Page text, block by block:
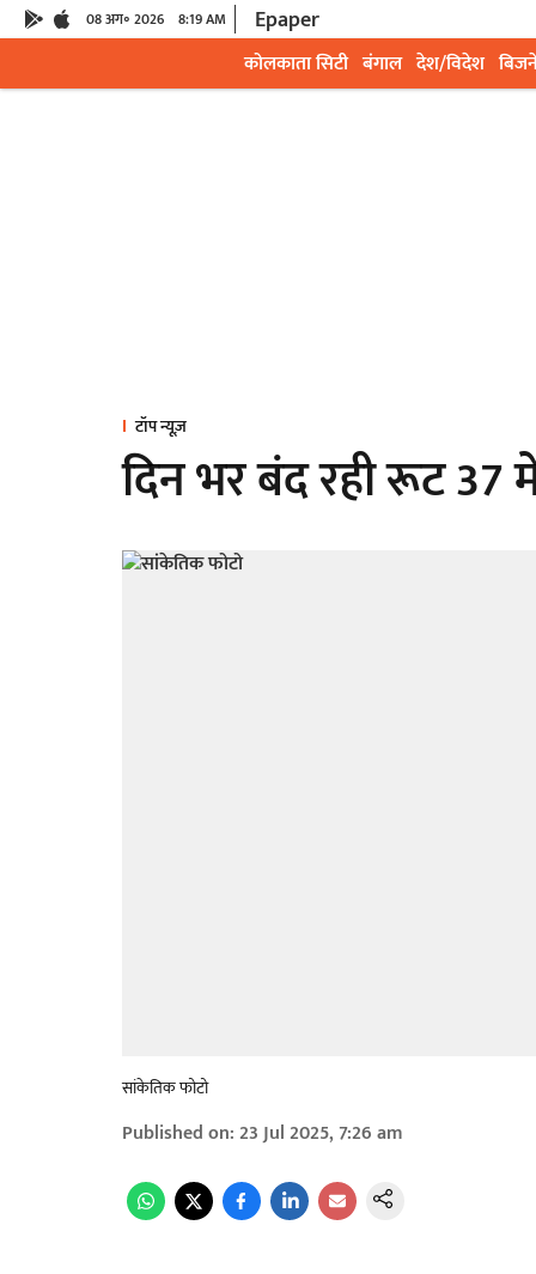
08 अग॰ 2026 8:19 AM Epaper
कोलकाता सिटी बंगाल देश/विदेश
टॉप न्यूज़
दिन भर बंद रही रूट 37
सांकेतिक फोटो
Published on:23 Jul 2025, 7:26 am